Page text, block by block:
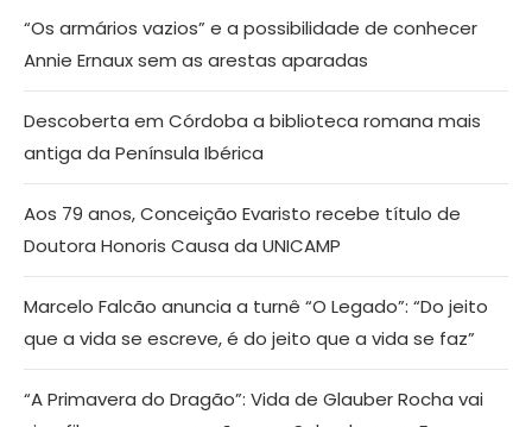
“Os armários vazios” e a possibilidade de conhecer
Annie Ernaux sem as arestas aparadas
Descoberta em Córdoba a biblioteca romana mais
antiga da Península Ibérica
Aos 79 anos, Conceição Evaristo recebe título de
Doutora Honoris Causa da UNICAMP
Marcelo Falcão anuncia a turnê “O Legado”: “Do jeito
que a vida se escreve, é do jeito que a vida se faz”
“A Primavera do Dragão”: Vida de Glauber Rocha vai